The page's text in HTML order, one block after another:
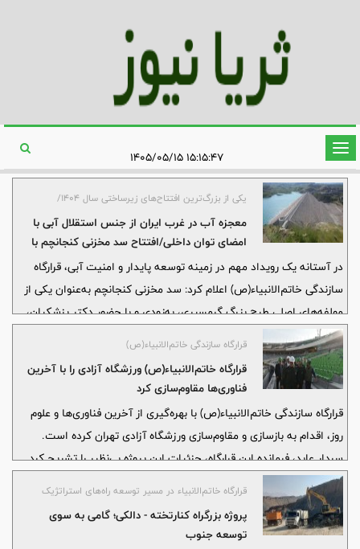
تغییر
وضعیت
ناوبری
۱۵:۱۵:۴۷ ۱۴۰۵/۰۵/۱۵
یکی از بزرگ‌ترین افتتاح‌های زیرساختی سال 1404/
معجزه آب در غرب ایران از جنس استقلال آبی با
امضای توان داخلی/افتتاح سد مخزنی کنجانچم با
حضور رئیس‌جمهور به زودی
در آستانه یک رویداد مهم در زمینه توسعه پایدار و امنیت آبی، قرارگاه
سازندگی خاتم‌الانبیاء(ص) اعلام کرد: سد مخزنی کنجانچم به‌عنوان یکی از
مولفه‌های اصلی طرح بزرگ گرمسیری، به‌زودی و با حضور دکتر پزشکیان،
رئیس‌جمهور کشور، در استان ایلام افتتاح خواهد شد.
قرارگاه سازندگی خاتم‌الانبیاء(ص)
قرارگاه خاتم‌الانبیاء(ص) ورزشگاه آزادی را با آخرین
فناوری‌ها مقاوم‌سازی کرد
قرارگاه سازندگی خاتم‌الانبیاء(ص) با بهره‌گیری از آخرین فناوری‌ها و علوم
روز، اقدام به بازسازی و مقاوم‌سازی ورزشگاه آزادی تهران کرده است.
سردار عابد، فرمانده این قرارگاه، جزئیات این پروژه بی‌نظیر را تشریح کرد.
قرارگاه خاتم‌الانبیاء در مسیر توسعه راه‌های استراتژیک
پروژه بزرگراه کنارتخته - دالکی؛ گامی به سوی
توسعه جنوب